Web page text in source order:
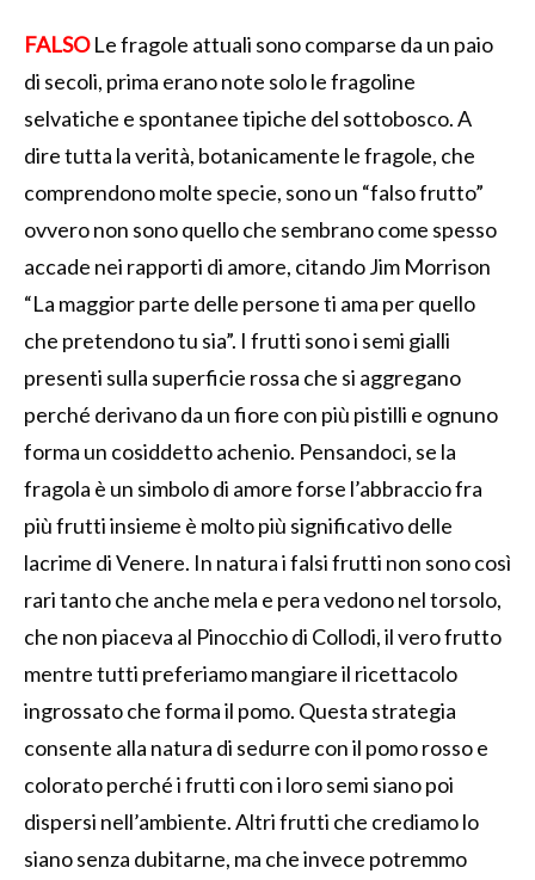
FALSOLe fragole attuali sono comparse da un paio
di secoli, prima erano note solo le fragoline
selvatiche e spontanee tipiche del sottobosco. A
dire tutta la verità, botanicamente le fragole, che
comprendono molte specie, sono un “falso frutto”
ovvero non sono quello che sembrano come spesso
accade nei rapporti di amore, citando Jim Morrison
“La maggior parte delle persone ti ama per quello
che pretendono tu sia”. I frutti sono i semi gialli
presenti sulla superficie rossa che si aggregano
perché derivano da un fiore con più pistilli e ognuno
forma un cosiddetto achenio. Pensandoci, se la
fragola è un simbolo di amore forse l’abbraccio fra
più frutti insieme è molto più significativo delle
lacrime di Venere. In natura i falsi frutti non sono così
rari tanto che anche mela e pera vedono nel torsolo,
che non piaceva al Pinocchio di Collodi, il vero frutto
mentre tutti preferiamo mangiare il ricettacolo
ingrossato che forma il pomo. Questa strategia
consente alla natura di sedurre con il pomo rosso e
colorato perché i frutti con i loro semi siano poi
dispersi nell’ambiente. Altri frutti che crediamo lo
siano senza dubitarne, ma che invece potremmo